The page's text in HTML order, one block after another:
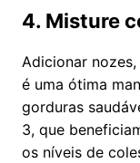
4. Misture
Adicionar
é uma ótima
gorduras
3, que
os níveis de